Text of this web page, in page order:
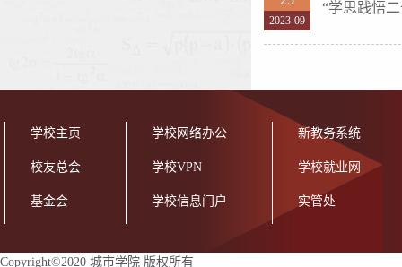
2023-09
“学思践悟
学校主页
校友总会
基金会
学校网络办公
学校VPN
学校信息门户
新教务系统
学校就业网
实管处
Copyright©2020 城市学院 版权所有